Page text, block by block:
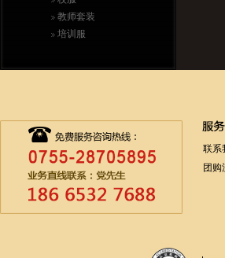
教师套装
培训服
联系
团购